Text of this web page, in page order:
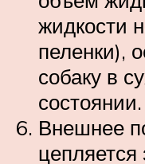
жидкости
пеленки),
собаку в
состоянии.
Внешнее
цепляется